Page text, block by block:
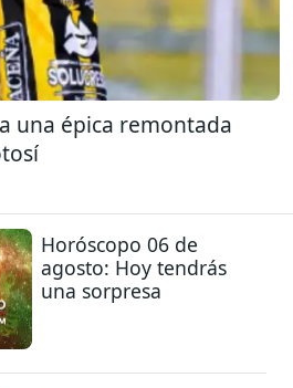
una épica remontada
Horóscopo 06 de
agosto: Hoy tendrás
una sorpresa